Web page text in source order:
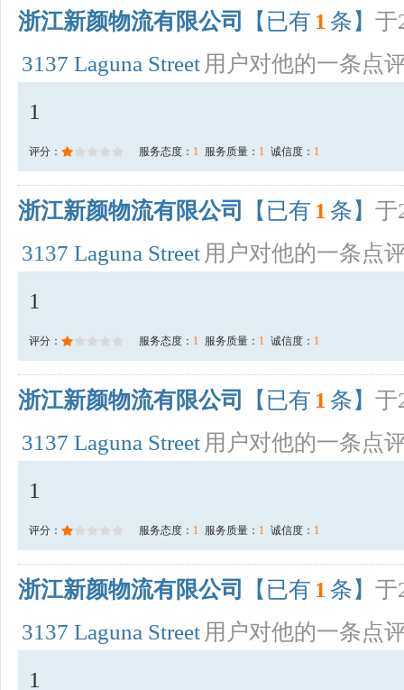
浙江新颜物流有限公司 【已有 1 条】 于
3137 Laguna Street 用户对他的一条点
1
评分： 服务态度： 1 服务质量： 1 诚信度： 1
浙江新颜物流有限公司 【已有 1 条】 于
3137 Laguna Street 用户对他的一条点
1
评分： 服务态度： 1 服务质量： 1 诚信度： 1
浙江新颜物流有限公司 【已有 1 条】 于
3137 Laguna Street 用户对他的一条点
1
评分： 服务态度： 1 服务质量： 1 诚信度： 1
浙江新颜物流有限公司 【已有 1 条】 于
3137 Laguna Street 用户对他的一条点
1